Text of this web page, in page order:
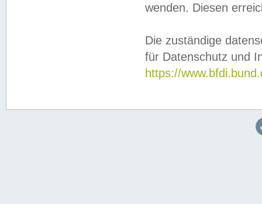
wenden. Diesen
Die zuständige
für Datenschutz und
https://